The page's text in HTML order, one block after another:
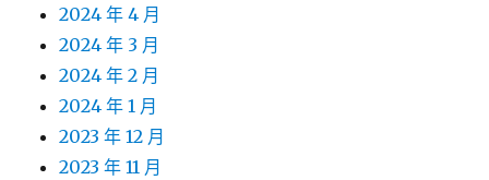
2024 年 4 月
2024 年 3 月
2024 年 2 月
2024 年 1 月
2023 年 12 月
2023 年 11 月